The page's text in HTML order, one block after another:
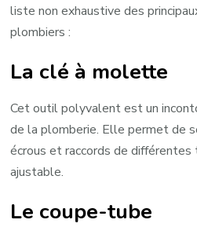
liste non exhaustive des
plombiers :
La clé à molette
Cet outil polyvalent est un
de la plomberie. Elle permet de
écrous et raccords de différentes
ajustable.
Le coupe-tube